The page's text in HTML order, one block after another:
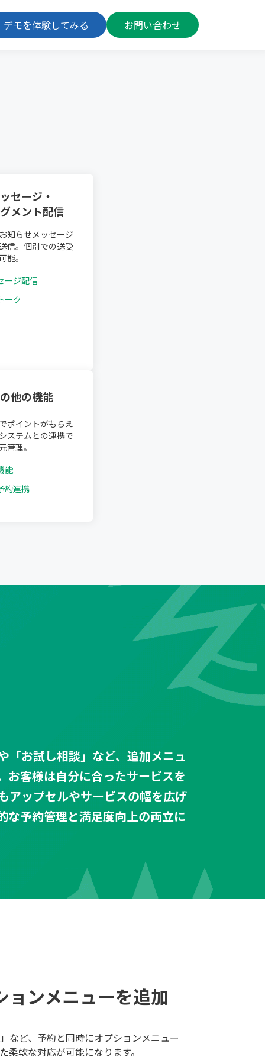
デモを体験してみる お問い合わせ
セージ・
メント配信
知らせメッセージ
信。個別での送受
能。
ージ配信
ーク
他の機能
ポイントがもらえ
ステムとの連携で
管理。
能
約連携
「お試し相談」など、追加メニュ
お客様は自分に合ったサービスを
アップセルやサービスの幅を広げ
な予約管理と満足度向上の両立に
ョンメニューを追加
など、予約と同時にオプションメニュー
柔軟な対応が可能になります。